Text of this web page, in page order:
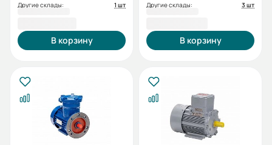
Другие склады:
1 шт
В корзину
Другие склады:
3 шт
В корзину